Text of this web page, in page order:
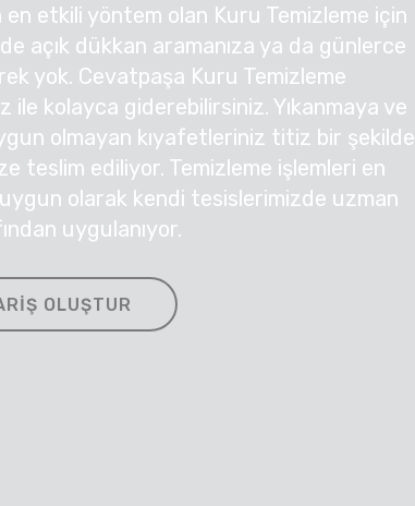
en etkili yöntem olan Kuru Temizleme için
açık dükkan aramanıza ya da günlerce
yok. Cevatpaşa Kuru Temizleme
ile kolayca giderebilirsiniz. Yıkanmaya ve
olmayan kıyafetleriniz titiz bir şekilde
teslim ediliyor. Temizleme işlemleri en
olarak kendi tesislerimizde uzman
uygulanıyor.
OLUŞTUR